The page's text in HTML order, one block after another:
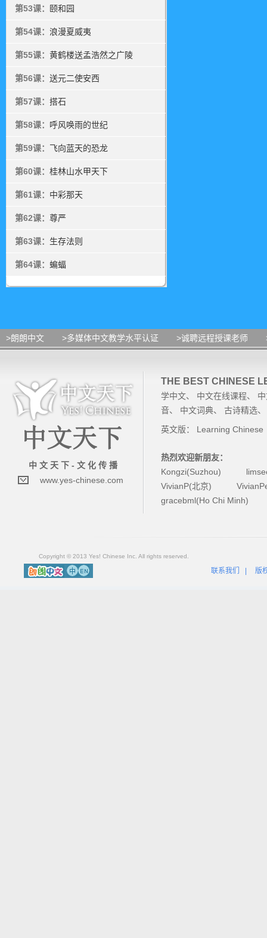
第53课： 颐和园
第54课： 浪漫夏威夷
第55课： 黄鹤楼送孟浩然之广陵
第56课： 送元二使安西
第57课： 搭石
第58课： 呼风唤雨的世纪
第59课： 飞向蓝天的恐龙
第60课： 桂林山水甲天下
第61课： 中彩那天
第62课： 尊严
第63课： 生存法则
第64课： 蝙蝠
>朗朗中文 >多媒体中文教学水平认证 >诚聘远程授课老师
中 文 天 下 - 文 化 传 播
www.yes-chinese.com
THE BEST CHINESE
学中文、 中文在线课程、
音、 中文词典、 古诗精选
英文版： Learning Chinese
热烈欢迎新朋友：
Kongzi(Suzhou)
VivianP(北京)
gracebml(Ho Chi Minh)
Copyright © 2013 Yes! Chinese Inc. All rights reserved.
联系我们 版